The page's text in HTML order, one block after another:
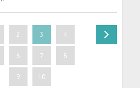
2 3 4
6 7 8
9 10